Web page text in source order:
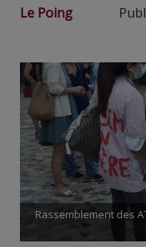
Le Poing
Rassemblement des